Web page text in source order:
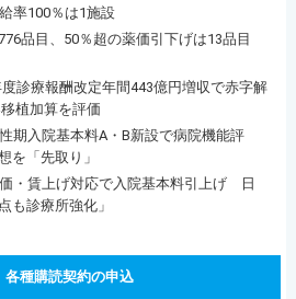
率100％は1施設
品目、50％超の薬価引下げは13品目
診療報酬改定年間443億円増収で赤字解
植加算を評価
期入院基本料A・B新設で病院機能評
「先取り」
・賃上げ対応で入院基本料引上げ 日
も診療所強化」
各種購読契約の申込